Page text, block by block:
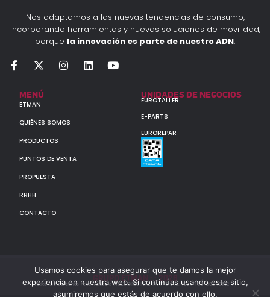
Nos adaptamos a las nuevas tendencias de consumo,
incorporando herramientas y nuevas soluciones de movilidad,
porque la innovación es parte de nuestro ADN.
MENÚ
ETMAN
QUIÉNES SOMOS
PRODUCTOS
PUNTOS DE VENTA
PROPUESTA
RRHH
CONTACTO
UNIDADES DE NEGOCIOS
EUROTALLER
E-PARTS
EUROREPAR
GRUPO ETMAN : : 2026
Todos los derechos reservados a MULTIORIGINAL PARTS S.A. (CUIT: 30-60142852-7)
Usamos cookies para asegurar que te damos la mejor
experiencia en nuestra web. Si continúas usando este sitio,
asumiremos que estás de acuerdo con ello.